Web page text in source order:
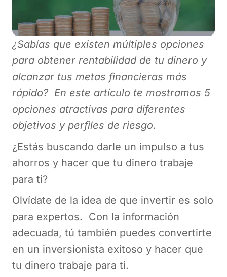
¿Sabías que existen múltiples opciones
para obtener rentabilidad de tu dinero y
alcanzar tus metas financieras más
rápido? En este artículo te mostramos 5
opciones atractivas para diferentes
objetivos y perfiles de riesgo.
¿Estás buscando darle un impulso a tus
ahorros y hacer que tu dinero trabaje
para ti?
Olvídate de la idea de que invertir es solo
para expertos. Con la información
adecuada, tú también puedes convertirte
en un inversionista exitoso y hacer que
tu dinero trabaje para ti.